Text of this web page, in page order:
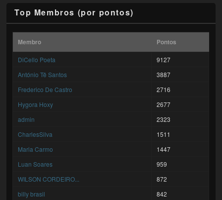
Top Membros (por pontos)
Membro Pontos
DiCello Poeta
9127
António Tê Santos
3887
Frederico De Castro
2716
Hygora Hoxy
2677
admin
2323
CharlesSilva
1511
Maria Carmo
1447
Luan Soares
959
WILSON CORDEIRO...
872
billy brasil
842